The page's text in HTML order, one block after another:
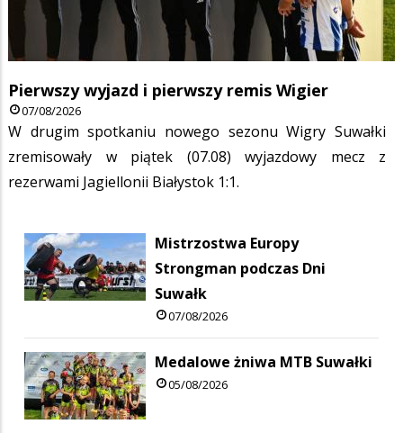
Pierwszy wyjazd i pierwszy remis Wigier
07/08/2026
W drugim spotkaniu nowego sezonu Wigry Suwałki
zremisowały w piątek (07.08) wyjazdowy mecz z
rezerwami Jagiellonii Białystok 1:1.
Mistrzostwa Europy
Strongman podczas Dni
Suwałk
07/08/2026
Medalowe żniwa MTB Suwałki
05/08/2026